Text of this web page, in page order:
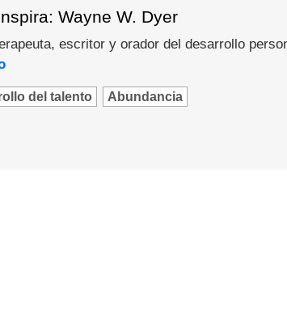
Wayne W. Dyer
escritor y orador del desarrollo
del talento Abundancia